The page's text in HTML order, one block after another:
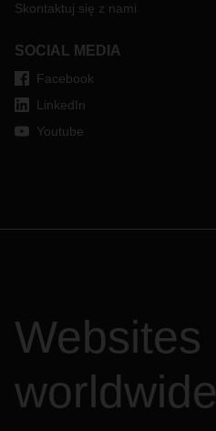
Skontaktuj się z nami
SOCIAL MEDIA
Facebook
LinkedIn
Youtube
Websites
worldwide